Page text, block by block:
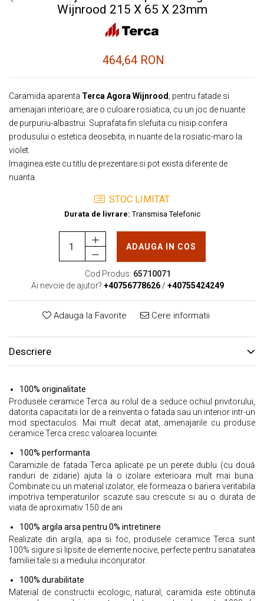
Wijnrood 215 X 65 X 23mm
464,64 RON
Caramida aparenta Terca Agora Wijnrood, pentru fatade si
amenajari interioare, are o culoare rosiatica, cu un joc de nuante
de purpuriu-albastrui. Suprafata fin slefuita cu nisip confera
produsului o estetica deosebita, in nuante de la rosiatic-maro la
violet.
Imaginea este cu titlu de prezentare si pot exista diferente de
nuanta.
STOC LIMITAT
Durata de livrare: Transmisa Telefonic
ADAUGA IN COS
Cod Produs: 65710071
Ai nevoie de ajutor? +40756778626/ +40755424249
Adauga la Favorite Cere informatii
Descriere
100% originalitate
Produsele ceramice Terca au rolul de a seduce ochiul privitorului,
datorita capacitatii lor de a reinventa o fatada sau un interior intr-un
mod spectaculos. Mai mult decat atat, amenajarile cu produse
ceramice Terca cresc valoarea locuintei.
100% performanta
Caramizile de fatada Terca aplicate pe un perete dublu (cu două
randuri de zidarie) ajuta la o izolare exterioara mult mai buna.
Combinate cu un material izolator, ele formeaza o bariera veritabila
impotriva temperaturilor scazute sau crescute si au o durata de
viata de aproximativ 150 de ani
100% argila arsa pentru 0% intretinere
Realizate din argila, apa si foc, produsele ceramice Terca sunt
100% sigure si lipsite de elemente nocive, perfecte pentru sanatatea
familiei tale si a mediului inconjurator.
100% durabilitate
Material de constructii ecologic, natural, caramida este obtinuta